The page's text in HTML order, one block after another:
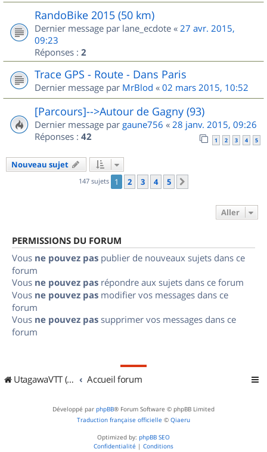
RandoBike 2015 (50 km)
Dernier message par lane_ecdote « 27 avr. 2015,
09:23
Réponses : 2
Trace GPS - Route - Dans Paris
Dernier message par MrBlod « 02 mars 2015, 10:52
[Parcours]-->Autour de Gagny (93)
Dernier message par gaune756 « 28 janv. 2015, 09:26
Réponses : 42 1 2 3 4 5
Nouveau sujet
147 sujets 1 2 3 4 5
Aller
PERMISSIONS DU FORUM
Vous ne pouvez pas publier de nouveaux sujets dans ce
forum
Vous ne pouvez pas répondre aux sujets dans ce forum
Vous ne pouvez pas modifier vos messages dans ce
forum
Vous ne pouvez pas supprimer vos messages dans ce
forum
UtagawaVTT (Randos VTT et VTTAE avec traces GPS) Accueil forum
Développé par phpBB® Forum Software © phpBB Limited
Traduction française officielle © Qiaeru
Optimized by: phpBB SEO
Confidentialité | Conditions